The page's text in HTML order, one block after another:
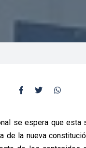
se espera que esta
la nueva